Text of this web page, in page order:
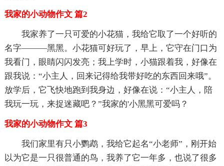
我家的小动物作文 篇2
我家养了一只可爱的小花猫，我给它取了一个好听的
名字———黑黑。小花猫可好玩了，早上，它守在门口为
我看门，眼睛闪闪发亮；我上学时，小猫跟着我，好像在
跟我说：“小主人，回来记得给我带好吃的东西回来哦”。
放学后，它飞快地跑到我身边，好像在说：“小主人，陪
我玩一玩，来捉迷藏吧？”我家的'小黑黑可爱吗？
我家的小动物作文 篇3
我们家里有只小鹦鹉，我给它起名“小老师”，刚开始
以为它是一只很普通的鸟，我养了它一年多，也说了很多